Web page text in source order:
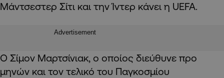
Μάντσεστερ Σίτι και την Ίντερ κάνει η UEFA.
Advertisement
Ο Σίμον Μαρτσίνιακ, ο οποίος διεύθυνε προ
μηνών και τον τελικό του Παγκοσμίου